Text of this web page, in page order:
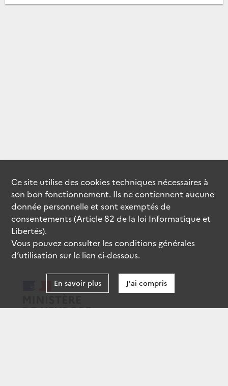
Ce site utilise descookiestechniques nécessaires à
son bon fonctionnement. Ils ne contiennent aucune
donnée personnelle et sont exemptés de
consentements (Article 82 de la loi Informatique et
Libertés).
Vous pouvez consulter les conditions générales
d’utilisation sur le lien ci-dessous.
En savoir plus J'ai compris